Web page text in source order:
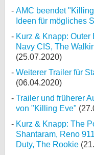
AMC beendet
Ideen für mögliches
Kurz & Knapp:
Navy CIS, The
(25.07.2020)
Weiterer Trailer für
(06.04.2020)
Trailer und früherer
von "Killing Eve"
Kurz & Knapp: The
Shantaram, Reno
Duty, The Rookie